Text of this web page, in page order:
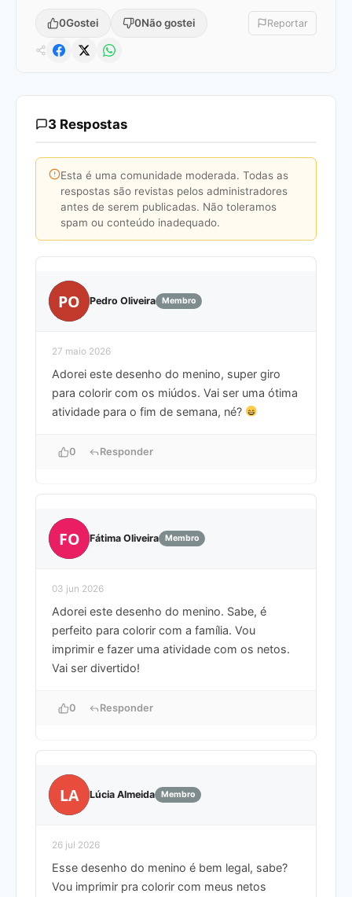
0Gostei 0Não gostei Reportar
3 Respostas
Esta é uma comunidade moderada. Todas as
respostas são revistas pelos administradores
antes de serem publicadas. Não toleramos
spam ou conteúdo inadequado.
PO Pedro Oliveira Membro
27 maio 2026
Adorei este desenho do menino, super giro
para colorir com os miúdos. Vai ser uma ótima
atividade para o fim de semana, né?
0 Responder
FO Fátima Oliveira Membro
03 jun 2026
Adorei este desenho do menino. Sabe, é
perfeito para colorir com a família. Vou
imprimir e fazer uma atividade com os netos.
Vai ser divertido!
0 Responder
LA Lúcia Almeida Membro
26 jul 2026
Esse desenho do menino é bem legal, sabe?
Vou imprimir pra colorir com meus netos